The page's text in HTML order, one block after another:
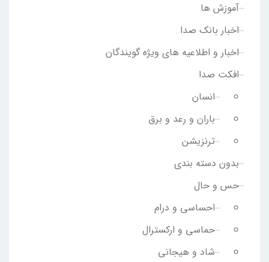
آموزش ها
اخبار بانک صدا
اخبار و اطلاعیه های ویژه گویندگان
افکت صدا
انسان
باران و رعد و برق
ترنزیشن
بدون دسته بندی
حس و حال
احساسی و درام
حماسی و ارکسترال
شاد و هیجانی